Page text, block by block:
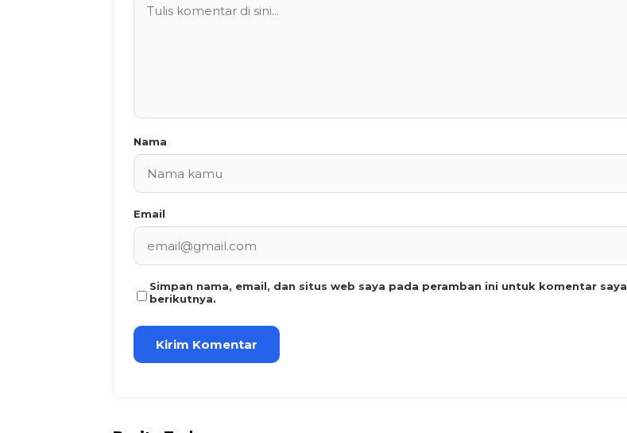
Nama
Email
Simpan nama, email, dan situs web saya pada peramban ini untuk komentar saya
berikutnya.